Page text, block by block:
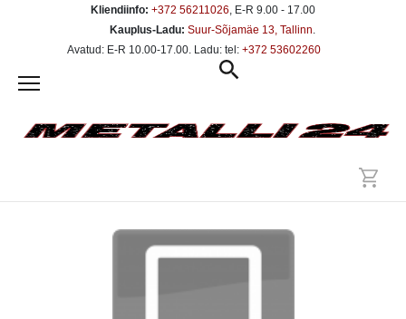
Kliendiinfo: +372 56211026, E-R 9.00 - 17.00
Kauplus-Ladu: Suur-Sõjamäe 13, Tallinn.
Avatud: E-R 10.00-17.00. Ladu: tel: +372 53602260